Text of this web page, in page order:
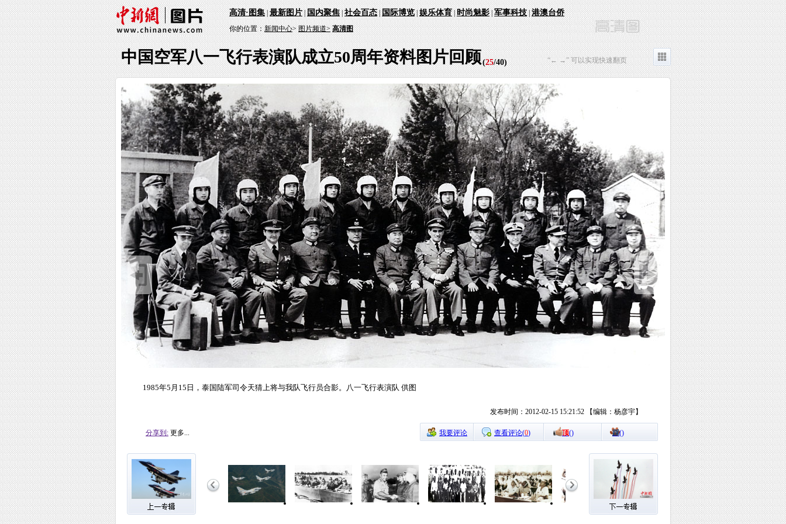
高清·图集|最新图片|国内聚焦|社会百态|国际博览|娱乐体育|时尚魅影|军事科技|港澳台侨
你的位置：新闻中心>图片频道> 高清图
中国空军八一飞行表演队成立50周年资料图片回顾(25/40) “← →” 可以实现快速翻页
1985年5月15日，泰国陆军司令天猜上将与我队飞行员合影。八一飞行表演队 供图
发布时间：2012-02-15 15:21:52 【编辑：杨彦宇】
分享到: 更多... 我要评论 查看评论(0) 顶() 踩()